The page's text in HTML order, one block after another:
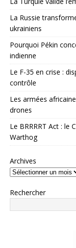
La Russie
ukrainiens
Pourquoi Pékin
indienne
Le F-35 en crise :
contrôle
Les armées
drones
Le BRRRRT Act : le
Warthog
Archives
Rechercher